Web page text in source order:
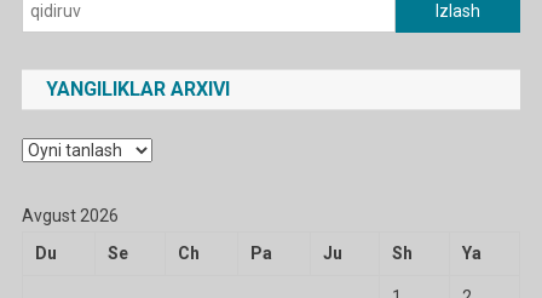
YANGILIKLAR ARXIVI
Yangiliklar
Avgust 2026
Du
Se Ch Pa Ju Sh Ya